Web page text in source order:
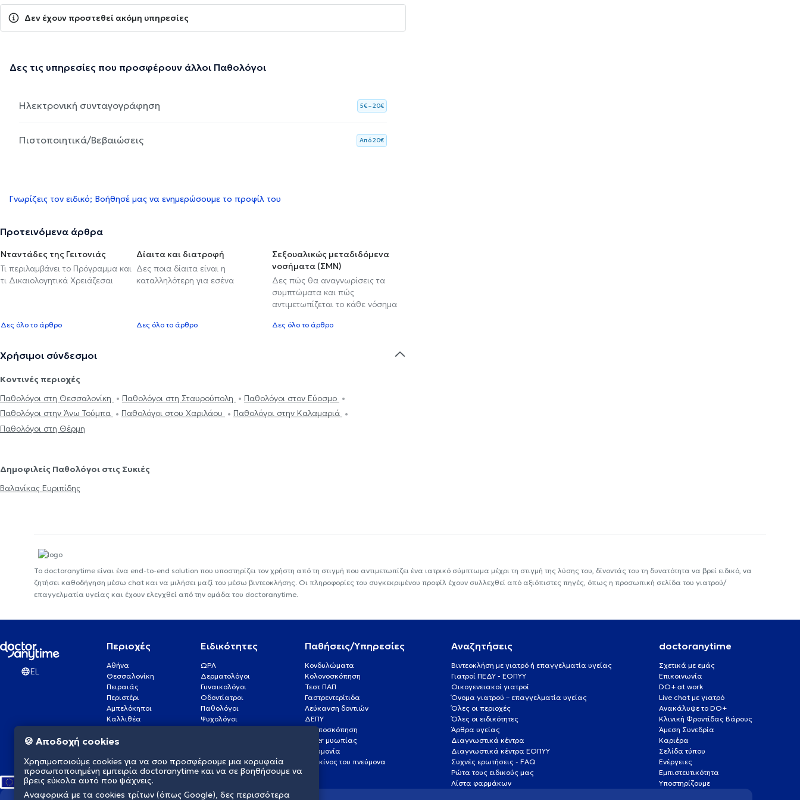
Δεν έχουν προστεθεί ακόμη υπηρεσίες
Δες τις υπηρεσίες που προσφέρουν άλλοι Παθολόγοι
Ηλεκτρονική συνταγογράφηση 5€ – 20€
Πιστοποιητικά/Βεβαιώσεις Aπό 20€
Γνωρίζεις τον ειδικό; Βοήθησέ μας να ενημερώσουμε το προφίλ του
Προτεινόμενα άρθρα
Νταντάδες της Γειτονιάς
Τι περιλαμβάνει το Πρόγραμμα και
τι Δικαιολογητικά Χρειάζεσαι
Δες όλο το άρθρο
Δίαιτα και διατροφή
Δες ποια δίαιτα είναι η
καταλληλότερη για εσένα
Δες όλο το άρθρο
Σεξουαλικώς μεταδιδόμενα
νοσήματα (ΣΜΝ)
Δες πώς θα αναγνωρίσεις τα
συμπτώματα και πώς
αντιμετωπίζεται το κάθε νόσημα
Δες όλο το άρθρο
Χρήσιμοι σύνδεσμοι
Κοντινές περιοχές
Παθολόγοι στη Θεσσαλονίκη
Παθολόγοι στη Σταυρούπολη
Παθολόγοι στον Εύοσμο
Παθολόγοι στην Άνω Τούμπα
Παθολόγοι στου Χαριλάου
Παθολόγοι στην Καλαμαριά
Παθολόγοι στη Θέρμη
Δημοφιλείς Παθολόγοι στις Συκιές
Βαλανίκας Ευριπίδης
Το doctoranytime είναι ένα end-to-end solution που υποστηρίζει τον χρήστη από τη στιγμή που αντιμετωπίζει ένα ιατρικό σύμπτωμα μέχρι τη στιγμή της λύσης του, δίνοντάς του τη δυνατότητα να βρεί ειδικό, να
ζητήσει καθοδήγηση μέσω chat και να μιλήσει μαζί του μέσω βιντεοκλήσης. Οι πληροφορίες του συγκεκριμένου προφίλ έχουν συλλεχθεί από αξιόπιστες πηγές, όπως η προσωπική σελίδα του γιατρού/
επαγγελματία υγείας και έχουν ελεγχθεί από την ομάδα του doctoranytime.
EL
Περιοχές
Αθήνα
Θεσσαλονίκη
Πειραιάς
Περιστέρι
Αμπελόκηποι
Καλλιθέα
Γλυφάδα
Νέα Σμύρνη
Ειδικότητες
ΩΡΛ
Δερματολόγοι
Γυναικολόγοι
Οδοντίατροι
Παθολόγοι
Ψυχολόγοι
Καρδιολόγοι
Παθήσεις/Υπηρεσίες
Κονδυλώματα
Κολονοσκόπηση
Τεστ ΠΑΠ
Γαστρεντερίτιδα
Λεύκανση δοντιών
ΔΕΠΥ
Κολποσκόπηση
Laser μυωπίας
Πνευμονία
Καρκίνος του πνεύμονα
Αναζητήσεις
Βιντεοκλήση με γιατρό ή επαγγελματία υγείας
Γιατροί ΠΕΔΥ - ΕΟΠΥΥ
Οικογενειακοί γιατροί
Όνομα γιατρού – επαγγελματία υγείας
Όλες οι περιοχές
Όλες οι ειδικότητες
Άρθρα υγείας
Διαγνωστικά κέντρα
Διαγνωστικά κέντρα ΕΟΠΥΥ
Συχνές ερωτήσεις - FAQ
Ρώτα τους ειδικούς μας
Λίστα φαρμάκων
doctoranytime
Σχετικά με εμάς
Επικοινωνία
DO+ at work
Live chat με γιατρό
Ανακάλυψε το DO+
Κλινική Φροντίδας Βάρους
Άμεση Συνεδρία
Καριέρα
Σελίδα τύπου
Ενέργειες
Εμπιστευτικότητα
Υποστηρίζουμε
🍪 Αποδοχή cookies
Χρησιμοποιούμε cookies για να σου προσφέρουμε μια κορυφαία
προσωποποιημένη εμπειρία doctoranytime και να σε βοηθήσουμε να
βρεις εύκολα αυτό που ψάχνεις.
Αναφορικά με τα cookies τρίτων (όπως Google), δες περισσότερα